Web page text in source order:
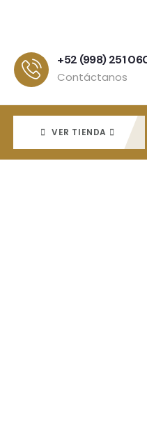
+52 (998) 251
Contáctanos
VER TIENDA